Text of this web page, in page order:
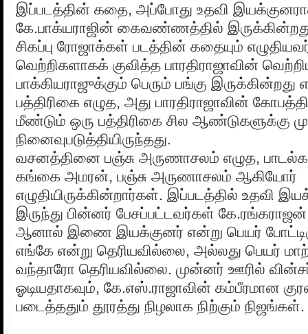
இப்படத்தின் கதை, அப்போது உதவி
கே.பாக்யராஜின் கைவண்ணத்தில்
சிகப்பு ரோஜாக்கள் படத்தின் கதையும்
வெற்றிகளாகக் குவித்த பாரதிராஜாவின்
பாக்கியராஜுக்கும் பெரும் பங்கு
பத்திரிகை எழுத, அது பாரதிராஜாவின்
மீண்டும் ஒரு பத்திரிகை சில ஆண்டுகளுக்கு
நினைவுபடுத்தியிருந்தது.
வசனத்தினை பஞ்சு அருணாசலம் எழுத,
கங்கை அமரன், பஞ்சு அருணாசலம் ஆகியோர்
எழுதியிருக்கின்றார்கள். இப்படத்தில் உதவி
இருந்து பின்னர் பேசப்பட்டவர்கள்
ஆனால் இணை இயக்குனர் என்று பெயர்
எங்கே என்று தெரியவில்லை, அல்லது பெயர்
வந்தாரோ தெரியவில்லை. முன்னர் ஊரில்
ஓடியதாகவும், கே.எஸ்.ராஜாவின் கம்பீரமான
படைத்ததும் தூரத்து நிழலாக நிற்கும் நிஜங்கள்.